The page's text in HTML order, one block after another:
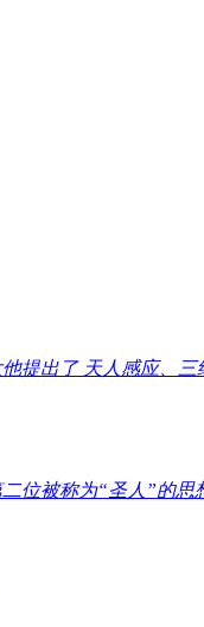
提出了 天人感应、
位被称为“圣人”的思